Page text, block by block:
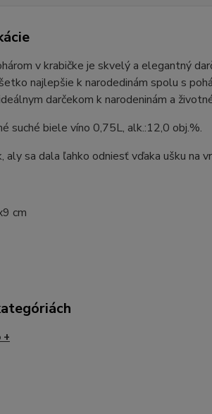
v krabičke je skvelý a elegantný
najlepšie k narodedinám spolu s
darčekom k narodeninám a
suché biele víno 0,75L, alk.:12,0 obj.%.
aly sa dala ľahko odniesť vďaka ušku na
cm
+